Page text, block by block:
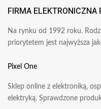
FIRMA ELEKTRONICZNA
Na rynku od 1992 roku.
priorytetem jest najwyższa
Pixel One
Sklep online z elektroniką,
elektryką. Sprawdzone